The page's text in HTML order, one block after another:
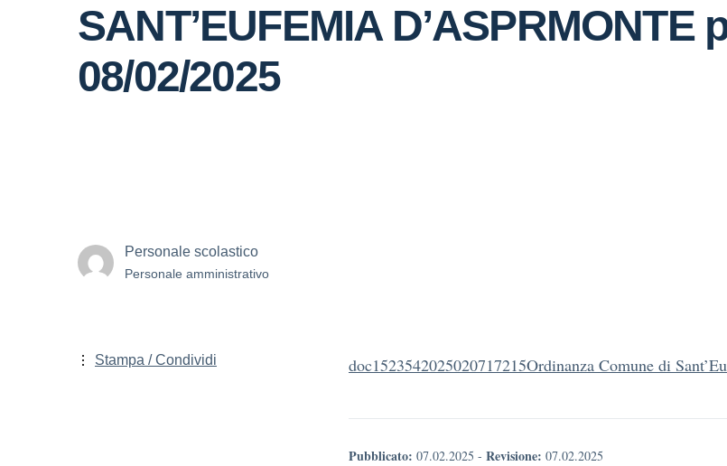
SANT’EUFEMIA D’ASPRMONTE
08/02/2025
Personale scolastico
Personale amministrativo
doc1523542025020717215Ordinanza Comune di
Pubblicato: 07.02.2025 - Revisione: 07.02.2025
Stampa / Condividi